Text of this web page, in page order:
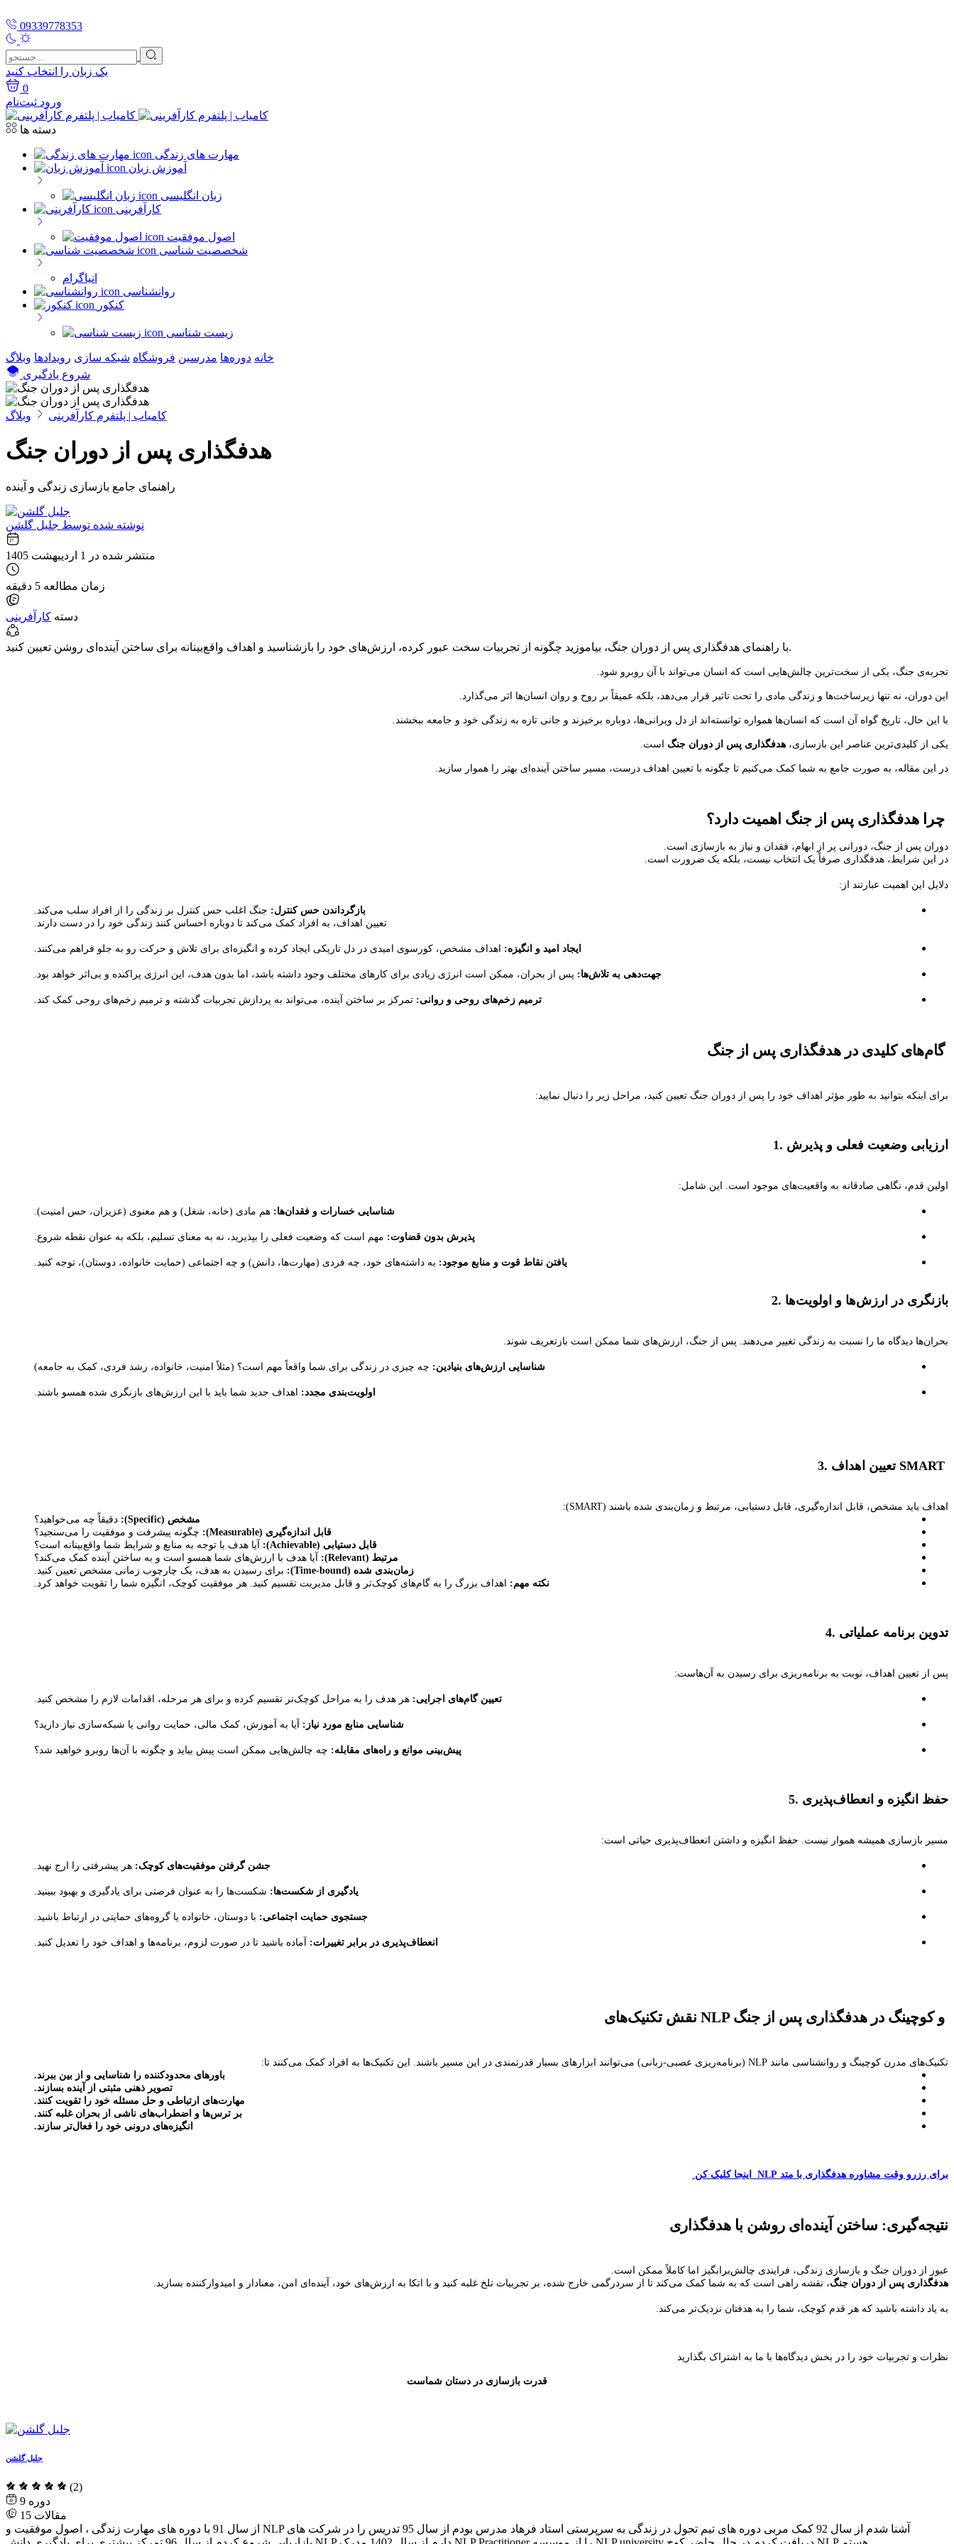
09339778353
یک زبان را انتخاب کنید
0
ورود ثبت‌نام
دسته ها
مهارت های زندگی
آموزش زبان
زبان انگلیسی
کارآفرینی
اصول موفقیت
شخصصیت شناسی
انیاگرام
روانشناسی
کنکور
زیست شناسی
خانه دوره‌ها مدرسین فروشگاه شبکه سازی رویداد‌ها وبلاگ
شروع یادگیری
کامیاب | پلتفرم کارآفرینی وبلاگ
هدفگذاری پس از دوران جنگ
راهنمای جامع بازسازی زندگی و آینده
نوشته شده توسط جلیل گلشن
منتشر شده در 1 اردیبهشت 1405
زمان مطالعه 5 دقیقه
دسته کارآفرینی
با راهنمای هدفگذاری پس از دوران جنگ، بیاموزید چگونه از تجربیات سخت عبور کرده، ارزش‌های خود را بازشناسید و اهداف واقع‌بینانه برای ساختن آینده‌ای روشن تعیین کنید.
تجربه‌ی جنگ، یکی از سخت‌ترین چالش‌هایی است که انسان می‌تواند با آن روبرو شود.
این دوران، نه تنها زیرساخت‌ها و زندگی مادی را تحت تاثیر قرار می‌دهد، بلکه عمیقاً بر روح و روان انسان‌ها اثر می‌گذارد.
با این حال، تاریخ گواه آن است که انسان‌ها همواره توانسته‌اند از دل ویرانی‌ها، دوباره برخیزند و جانی تازه به زندگی خود و جامعه ببخشند.
یکی از کلیدی‌ترین عناصر این بازسازی، هدفگذاری پس از دوران جنگ است.
در این مقاله، به صورت جامع به شما کمک می‌کنیم تا چگونه با تعیین اهداف درست، مسیر ساختن آینده‌ای بهتر را هموار سازید.
چرا هدفگذاری پس از جنگ اهمیت دارد؟
دوران پس از جنگ، دورانی پر از ابهام، فقدان و نیاز به بازسازی است.
در این شرایط، هدفگذاری صرفاً یک انتخاب نیست، بلکه یک ضرورت است.
دلایل این اهمیت عبارتند از:
بازگرداندن حس کنترل: جنگ اغلب حس کنترل بر زندگی را از افراد سلب می‌کند.
تعیین اهداف، به افراد کمک می‌کند تا دوباره احساس کنند زندگی خود را در دست دارند.
ایجاد امید و انگیزه: اهداف مشخص، کورسوی امیدی در دل تاریکی ایجاد کرده و انگیزه‌ای برای تلاش و حرکت رو به جلو فراهم می‌کنند.
جهت‌دهی به تلاش‌ها: پس از بحران، ممکن است انرژی زیادی برای کارهای مختلف وجود داشته باشد، اما بدون هدف، این انرژی پراکنده و بی‌اثر خواهد بود.
ترمیم زخم‌های روحی و روانی: تمرکز بر ساختن آینده، می‌تواند به پردازش تجربیات گذشته و ترمیم زخم‌های روحی کمک کند.
گام‌های کلیدی در هدفگذاری پس از جنگ
برای اینکه بتوانید به طور مؤثر اهداف خود را پس از دوران جنگ تعیین کنید، مراحل زیر را دنبال نمایید:
1. ارزیابی وضعیت فعلی و پذیرش
اولین قدم، نگاهی صادقانه به واقعیت‌های موجود است. این شامل:
شناسایی خسارات و فقدان‌ها: هم مادی (خانه، شغل) و هم معنوی (عزیزان، حس امنیت).
پذیرش بدون قضاوت: مهم است که وضعیت فعلی را بپذیرید، نه به معنای تسلیم، بلکه به عنوان نقطه شروع.
یافتن نقاط قوت و منابع موجود: به داشته‌های خود، چه فردی (مهارت‌ها، دانش) و چه اجتماعی (حمایت خانواده، دوستان)، توجه کنید.
2. بازنگری در ارزش‌ها و اولویت‌ها
بحران‌ها دیدگاه ما را نسبت به زندگی تغییر می‌دهند. پس از جنگ، ارزش‌های شما ممکن است بازتعریف شوند.
شناسایی ارزش‌های بنیادین: چه چیزی در زندگی برای شما واقعاً مهم است؟ (مثلاً امنیت، خانواده، رشد فردی، کمک به جامعه)
اولویت‌بندی مجدد: اهداف جدید شما باید با این ارزش‌های بازنگری شده همسو باشند.
3. تعیین اهدافSMART
اهداف باید مشخص، قابل اندازه‌گیری، قابل دستیابی، مرتبط و زمان‌بندی شده باشند (SMART
):
مشخص (Specific
): دقیقاً چه می‌خواهید؟
قابل اندازه‌گیری (Measurable
): چگونه پیشرفت و موفقیت را می‌سنجید؟
قابل دستیابی (Achievable
): آیا هدف با توجه به منابع و شرایط شما واقع‌بینانه است؟
مرتبط (Relevant
): آیا هدف با ارزش‌های شما همسو است و به ساختن آینده کمک می‌کند؟
زمان‌بندی شده ( Time-bound
): برای رسیدن به هدف، یک چارچوب زمانی مشخص تعیین کنید.
نکته مهم: اهداف بزرگ را به گام‌های کوچک‌تر و قابل مدیریت تقسیم کنید. هر موفقیت کوچک، انگیزه شما را تقویت خواهد کرد.
4. تدوین برنامه عملیاتی
پس از تعیین اهداف، نوبت به برنامه‌ریزی برای رسیدن به آن‌هاست:
تعیین گام‌های اجرایی: هر هدف را به مراحل کوچک‌تر تقسیم کرده و برای هر مرحله، اقدامات لازم را مشخص کنید.
شناسایی منابع مورد نیاز: آیا به آموزش، کمک مالی، حمایت روانی یا شبکه‌سازی نیاز دارید؟
پیش‌بینی موانع و راه‌های مقابله: چه چالش‌هایی ممکن است پیش بیاید و چگونه با آن‌ها روبرو خواهید شد؟
5. حفظ انگیزه و انعطاف‌پذیری
مسیر بازسازی همیشه هموار نیست. حفظ انگیزه و داشتن انعطاف‌پذیری حیاتی است:
جشن گرفتن موفقیت‌های کوچک: هر پیشرفتی را ارج نهید.
یادگیری از شکست‌ها: شکست‌ها را به عنوان فرصتی برای یادگیری و بهبود ببینید.
جستجوی حمایت اجتماعی: با دوستان، خانواده یا گروه‌های حمایتی در ارتباط باشید.
انعطاف‌پذیری در برابر تغییرات: آماده باشید تا در صورت لزوم، برنامه‌ها و اهداف خود را تعدیل کنید.
نقش تکنیک‌های NLP و کوچینگ در هدفگذاری پس از جنگ
تکنیک‌های مدرن کوچینگ و روانشناسی مانند NLP (برنامه‌ریزی عصبی-زبانی) می‌توانند ابزارهای بسیار قدرتمندی در این مسیر باشند. این تکنیک‌ها به افراد کمک می‌کنند تا:
باورهای محدودکننده را شناسایی و از بین ببرند.
تصویر ذهنی مثبتی از آینده بسازند.
مهارت‌های ارتباطی و حل مسئله خود را تقویت کنند.
بر ترس‌ها و اضطراب‌های ناشی از بحران غلبه کنند.
انگیزه‌های درونی خود را فعال‌تر سازند.
برای رزرو وقت مشاوره هدفگذاری با متد NLP اینجا کلیک کن
نتیجه‌گیری: ساختن آینده‌ای روشن با هدفگذاری
عبور از دوران جنگ و بازسازی زندگی، فرایندی چالش‌برانگیز اما کاملاً ممکن است.
هدفگذاری پس از دوران جنگ، نقشه راهی است که به شما کمک می‌کند تا از سردرگمی خارج شده، بر تجربیات تلخ غلبه کنید و با اتکا به ارزش‌های خود، آینده‌ای امن، معنادار و امیدوارکننده بسازید.
به یاد داشته باشید که هر قدم کوچک، شما را به هدفتان نزدیک‌تر می‌کند.
نظرات و تجربیات خود را در بخش دیدگاه‌ها با ما به اشتراک بگذارید
قدرت بازسازی در دستان شماست
جلیل گلشن
(2)
9
15 مقالات
از سال 91 با دوره های مهارت زندگی ، اصول موفقیت و NLP آشنا شدم از سال 92 کمک مربی دوره های تیم تحول در زندگی به سرپرستی استاد فرهاد مدرس بودم از سال 95 تدریس را در شرکت های